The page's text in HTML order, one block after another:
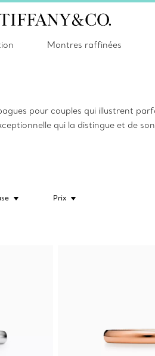
Montres raffinées
pour couples qui illustrent
qui la distingue et de
Prix